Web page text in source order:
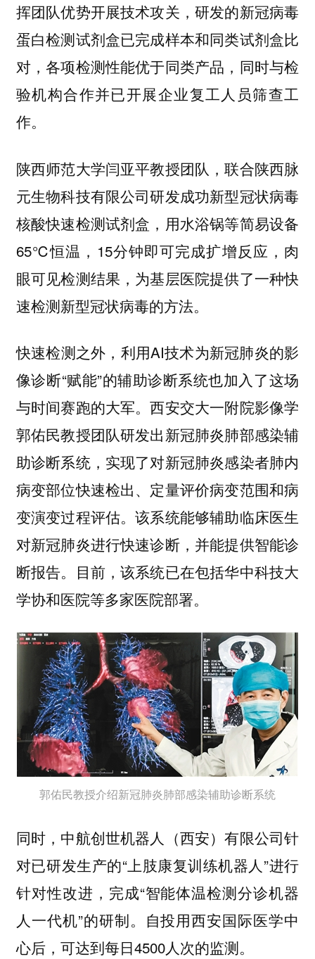
挥团队优势开展技术攻关，研发的新冠病毒
蛋白检测试剂盒已完成样本和同类试剂盒比
对，各项检测性能优于同类产品，同时与检
验机构合作并已开展企业复工人员筛查工
作。
陕西师范大学闫亚平教授团队，联合陕西脉
元生物科技有限公司研发成功新型冠状病毒
核酸快速检测试剂盒，用水浴锅等简易设备
65℃恒温，15分钟即可完成扩增反应，肉
眼可见检测结果，为基层医院提供了一种快
速检测新型冠状病毒的方法。
快速检测之外，利用AI技术为新冠肺炎的影
像诊断“赋能”的辅助诊断系统也加入了这场
与时间赛跑的大军。西安交大一附院影像学
郭佑民教授团队研发出新冠肺炎肺部感染辅
助诊断系统，实现了对新冠肺炎感染者肺内
病变部位快速检出、定量评价病变范围和病
变演变过程评估。该系统能够辅助临床医生
对新冠肺炎进行快速诊断，并能提供智能诊
断报告。目前，该系统已在包括华中科技大
学协和医院等多家医院部署。
郭佑民教授介绍新冠肺炎肺部感染辅助诊断系统
同时，中航创世机器人（西安）有限公司针
对已研发生产的“上肢康复训练机器人”进行
针对性改进，完成“智能体温检测分诊机器
人一代机”的研制。自投用西安国际医学中
心后，可达到每日4500人次的监测。